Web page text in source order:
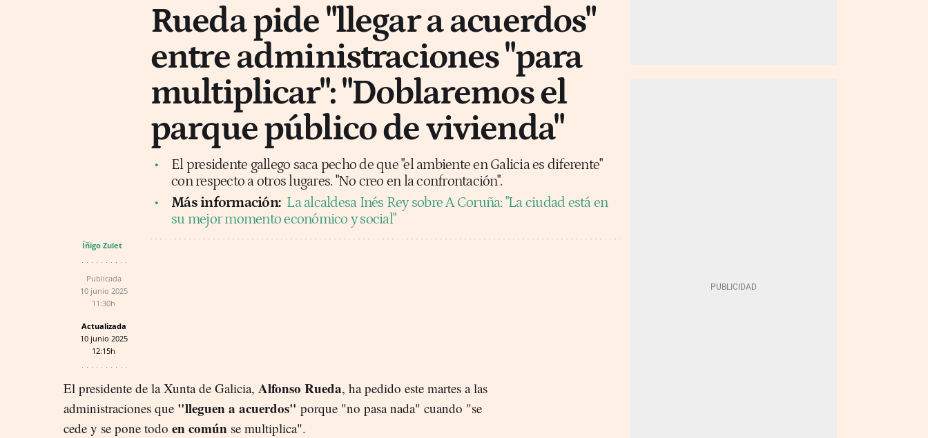
Rueda pide "llegar a acuerdos"
entre administraciones "para
multiplicar": "Doblaremos el
parque público de vivienda"
El presidente gallego saca pecho de que "el ambiente en Galicia es diferente"
con respecto a otros lugares. "No creo en la confrontación".
Más información: La alcaldesa Inés Rey sobre A Coruña: "La ciudad está en
su mejor momento económico y social"
Íñigo Zulet
Publicada
10 junio 2025
11:30h
Actualizada
10 junio 2025
12:15h
El presidente de la Xunta de Galicia, Alfonso Rueda, ha pedido este martes a las
administraciones que "lleguen a acuerdos" porque "no pasa nada" cuando "se
cede y se pone todo en común se multiplica".